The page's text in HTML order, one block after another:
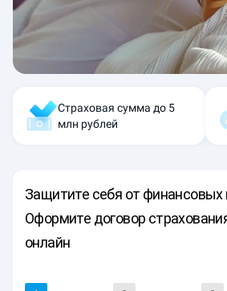
Страховая сумма до 5
млн рублей